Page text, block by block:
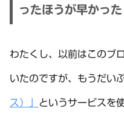
ったほうが早かった
わたくし、以前はこのブ
いたのですが、もうだい
ス）」 というサービスを